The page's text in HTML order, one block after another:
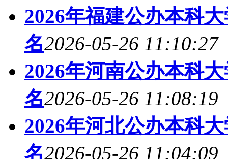
2026年福建公办本科
名2026-05-26 11:10:27
2026年河南公办本科
名2026-05-26 11:08:19
2026年河北公办本科
名2026-05-26 11:04:09